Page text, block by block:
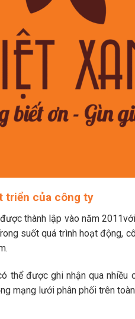
triển của công ty
thành lập vào năm
suốt quá trình hoạt động,
thể được ghi nhận qua
mạng lưới phân phối trên